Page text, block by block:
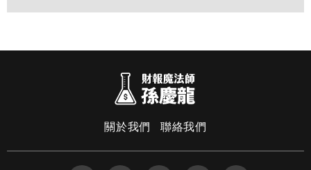
關於我們 聯絡我們